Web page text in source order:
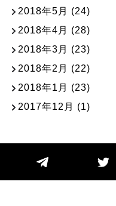
2018年5月 (24)
2018年4月 (28)
2018年3月 (23)
2018年2月 (22)
2018年1月 (23)
2017年12月 (1)